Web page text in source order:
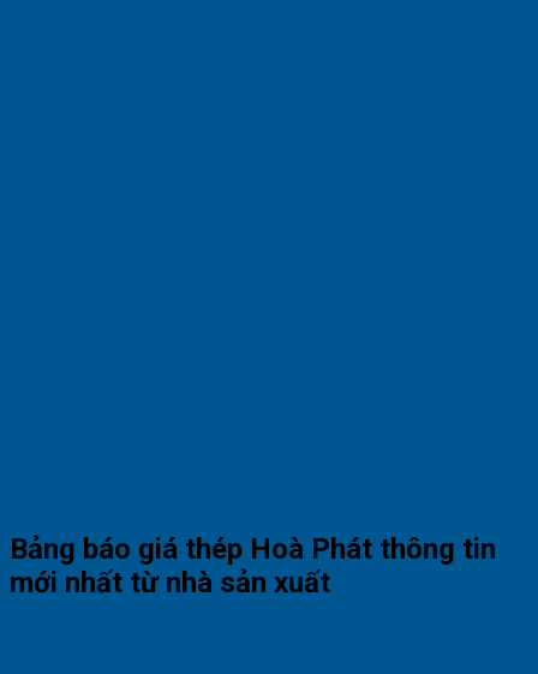
Bảng báo giá thép Hoà Phát thông tin
mới nhất từ nhà sản xuất